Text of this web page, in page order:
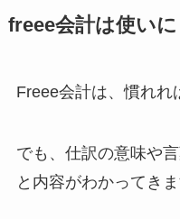
freee会計は使い
Freee会計は、慣れれ
でも、仕訳の意味や
と内容がわかってきま